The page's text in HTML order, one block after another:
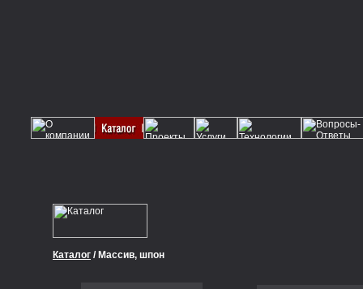
Каталог / Массив, шпон